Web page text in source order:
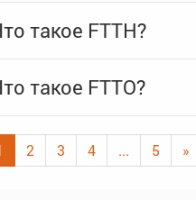
такое FTTH?
такое FTTO?
2 3 4 ... 5 »